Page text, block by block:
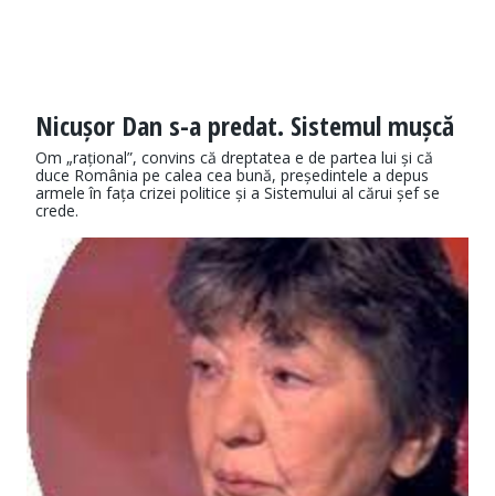
Nicușor Dan s-a predat. Sistemul mușcă
Om „rațional”, convins că dreptatea e de partea lui și că
duce România pe calea cea bună, președintele a depus
armele în fața crizei politice și a Sistemului al cărui șef se
crede.